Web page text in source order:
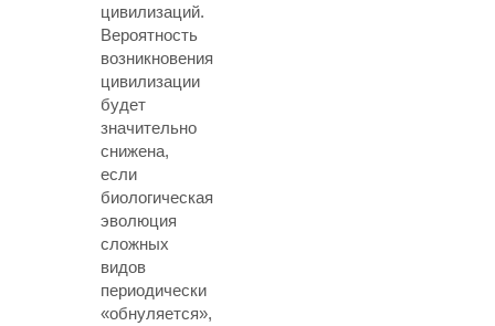
цивилизаций.
Вероятность
возникновения
цивилизации
будет
значительно
снижена,
если
биологическая
эволюция
сложных
видов
периодически
«обнуляется»,